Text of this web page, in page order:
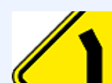
SIGNIFICADO
DA
PLACA
A-